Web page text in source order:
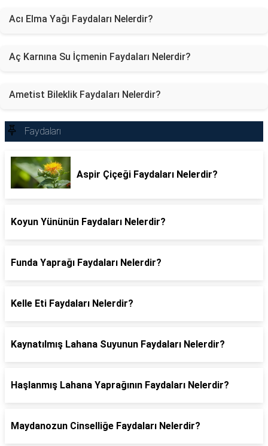
Acı Elma Yağı Faydaları Nelerdir?
Aç Karnına Su İçmenin Faydaları Nelerdir?
Ametist Bileklik Faydaları Nelerdir?
Faydaları
Aspir Çiçeği Faydaları Nelerdir?
Koyun Yününün Faydaları Nelerdir?
Funda Yaprağı Faydaları Nelerdir?
Kelle Eti Faydaları Nelerdir?
Kaynatılmış Lahana Suyunun Faydaları Nelerdir?
Haşlanmış Lahana Yaprağının Faydaları Nelerdir?
Maydanozun Cinselliğe Faydaları Nelerdir?